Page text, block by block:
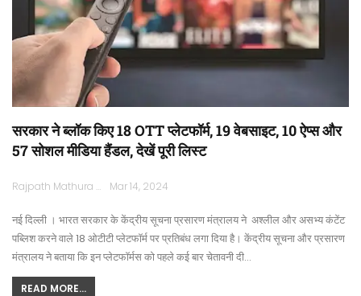
सरकार ने ब्लॉक किए 18 OTT प्लेटफॉर्म, 19 वेबसाइट, 10 ऐप्स और
57 सोशल मीडिया हैंडल, देखें पूरी लिस्ट
Rajpath Mathura Mar 14, 2024
नई दिल्ली । भारत सरकार के केंद्रीय सूचना प्रसारण मंत्रालय ने अश्लील और असभ्य कंटेंट
पब्लिश करने वाले 18 ओटीटी प्लेटफॉर्म पर प्रतिबंध लगा दिया है। केंद्रीय सूचना और प्रसारण
मंत्रालय ने बताया कि इन प्लेटफॉर्मस को पहले कई बार चेतावनी दी…
READ MORE...